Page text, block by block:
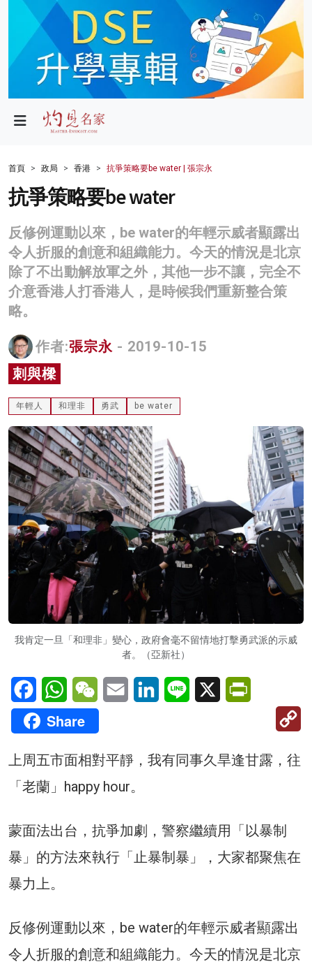
政局
財經
生活
商業
科技
名家榜
灼見活動
首頁 政局 香港 抗爭策略要be water | 張宗永
抗爭策略要be water
反修例運動以來，be water的年輕示威者顯露出
令人折服的創意和組織能力。今天的情況是北京
除了不出動解放軍之外，其他一步不讓，完全不
介意香港人打香港人，是時候我們重新整合策
略。
作者:張宗永 - 2019-10-15
刺與樑
年輕人 和理非 勇武 be water
我肯定一旦「和理非」變心，政府會毫不留情地打擊勇武派的示威
者。（亞新社）
FacebookWhatsAppWeChatEmail LinkedInLine X
Share
上周五市面相對平靜，我有同事久旱逢甘露，往
「老蘭」happy hour。
蒙面法出台，抗爭加劇，警察繼續用「以暴制
暴」的方法來執行「止暴制暴」，大家都聚焦在
暴力上。
反修例運動以來，be water的年輕示威者顯露出
令人折服的創意和組織能力。今天的情況是北京